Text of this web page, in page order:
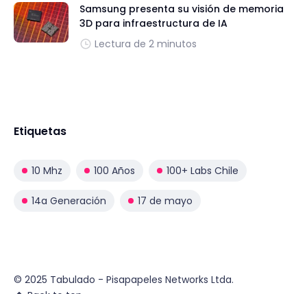
Samsung presenta su visión de memoria
3D para infraestructura de IA
Lectura de 2 minutos
Etiquetas
10 Mhz 100 Años 100+ Labs Chile
14a Generación 17 de mayo
© 2025 Tabulado - Pisapapeles Networks Ltda.